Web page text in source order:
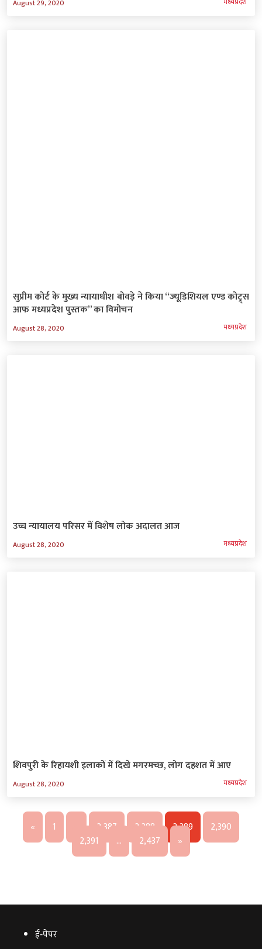
August 29, 2020
सुप्रीम कोर्ट के मुख्य न्यायाधीश बोवड़े ने किया “ज्‍यूडिशियल एण्ड कोट्र्स
आफ मध्यप्रदेश पुस्तक” का विमोचन
August 28, 2020 मध्‍यप्रदेश
उच्च न्यायालय परिसर में विशेष लोक अदालत आज
August 28, 2020 मध्‍यप्रदेश
शिवपुरी के रिहायशी इलाकों में दिखे मगरमच्छ, लोग दहशत में आए
August 28, 2020 मध्‍यप्रदेश
« 1 2,387 2,388 2,389
2,390
2,391
… 2,437 »
ई‑पेपर